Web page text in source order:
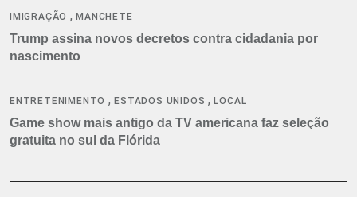
IMIGRAÇÃO ,MANCHETE
Trump assina novos decretos contra cidadania por
nascimento
ENTRETENIMENTO ,ESTADOS UNIDOS ,LOCAL
Game show mais antigo da TV americana faz seleção
gratuita no sul da Flórida